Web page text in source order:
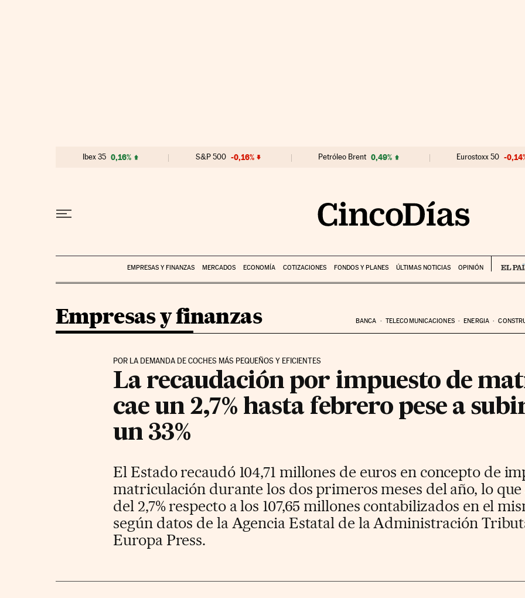
Ibex 35 0,16% S&P 500 -0,16% Petróleo Brent 0,49% Eurostoxx 50 -
EMPRESAS Y FINANZAS MERCADOS ECONOMÍA COTIZACIONES FONDOS Y PLANES ÚLTIMAS NOTICIAS OPINIÓN
Empresas y finanzas BANCA TELECOMUNICACIONES ENERGIA
POR LA DEMANDA DE COCHES MÁS PEQUEÑOS Y EFICIENTES
La recaudación por impuesto de
cae un 2,7% hasta febrero pese a
un 33%
El Estado recaudó 104,71 millones de euros en concepto de
matriculación durante los dos primeros meses del año, lo
del 2,7% respecto a los 107,65 millones contabilizados en el
según datos de la Agencia Estatal de la Administración
Europa Press.